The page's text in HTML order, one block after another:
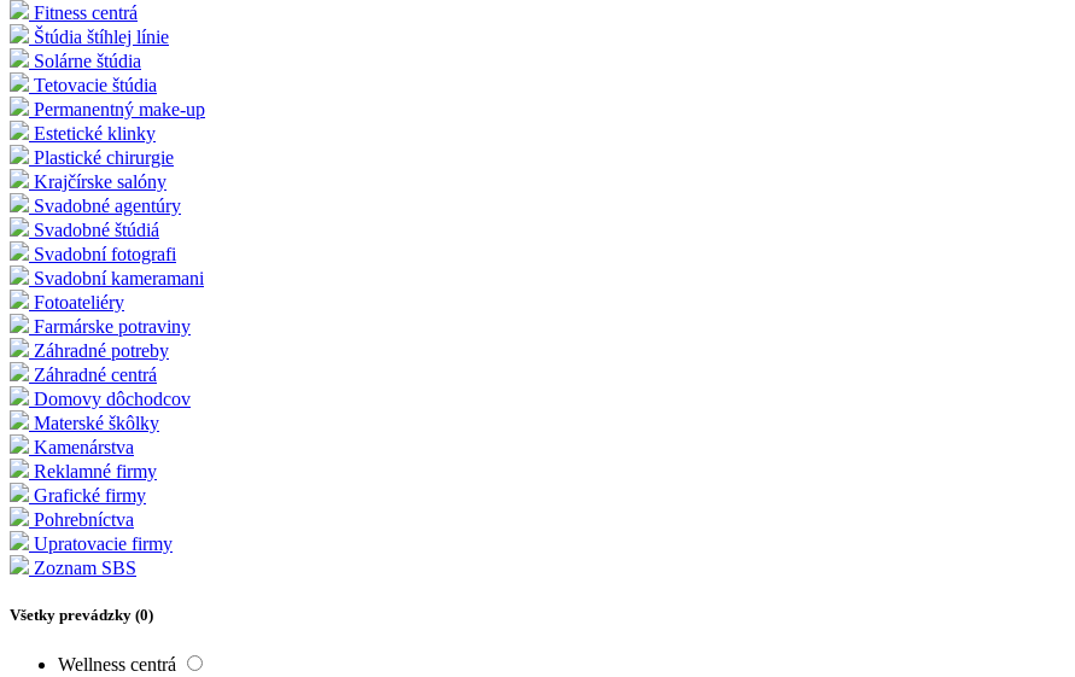
Fitness centrá
Štúdia štíhlej línie
Solárne štúdia
Tetovacie štúdia
Permanentný make-up
Estetické klinky
Plastické chirurgie
Krajčírske salóny
Svadobné agentúry
Svadobné štúdiá
Svadobní fotografi
Svadobní kameramani
Fotoateliéry
Farmárske potraviny
Záhradné potreby
Záhradné centrá
Domovy dôchodcov
Materské škôlky
Kamenárstva
Reklamné firmy
Grafické firmy
Pohrebníctva
Upratovacie firmy
Zoznam SBS
Všetky prevádzky (0)
Wellness centrá